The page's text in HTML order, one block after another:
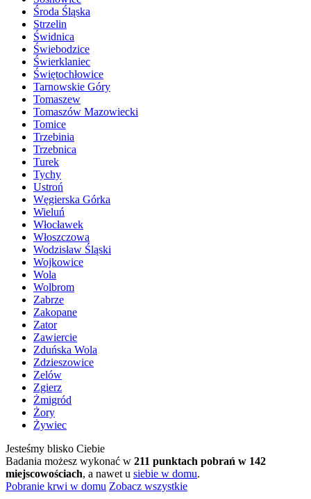
Środa Śląska
Strzelin
Świdnica
Świebodzice
Świerklaniec
Świętochłowice
Tarnowskie Góry
Tomaszew
Tomaszów Mazowiecki
Tomice
Trzebinia
Trzebnica
Turek
Tychy
Ustroń
Węgierska Górka
Wieluń
Włocławek
Włoszczowa
Wodzisław Śląski
Wojkowice
Wola
Wolbrom
Zabrze
Zakopane
Zator
Zawiercie
Zduńska Wola
Zdzieszowice
Zelów
Zgierz
Żmigród
Żory
Żywiec
Jesteśmy blisko Ciebie
Badania możesz wykonać w 211 punktach pobrań w 142
miejscowościach, a nawet u siebie w domu.
Pobranie krwi w domu Zobacz wszystkie